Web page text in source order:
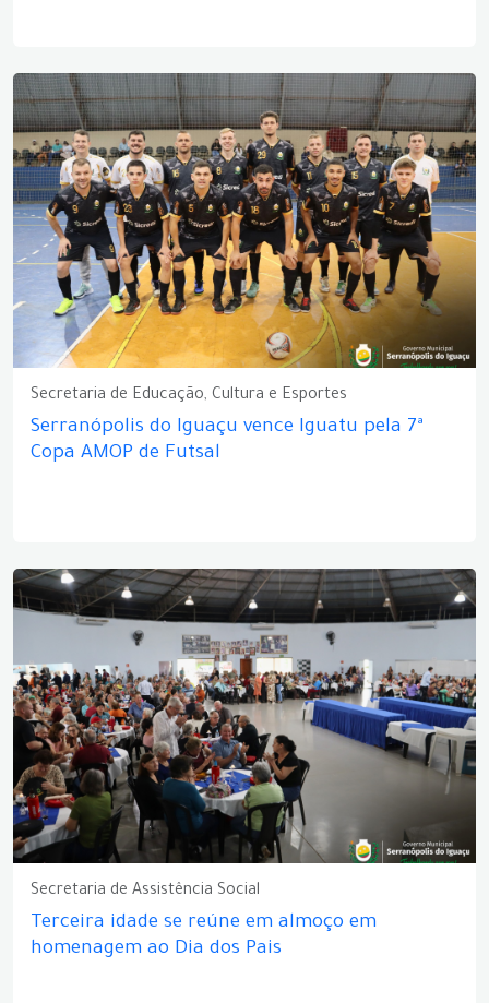
Secretaria de Educação, Cultura e Esportes
Serranópolis do Iguaçu vence Iguatu pela 7ª
Copa AMOP de Futsal
Secretaria de Assistência Social
Terceira idade se reúne em almoço em
homenagem ao Dia dos Pais